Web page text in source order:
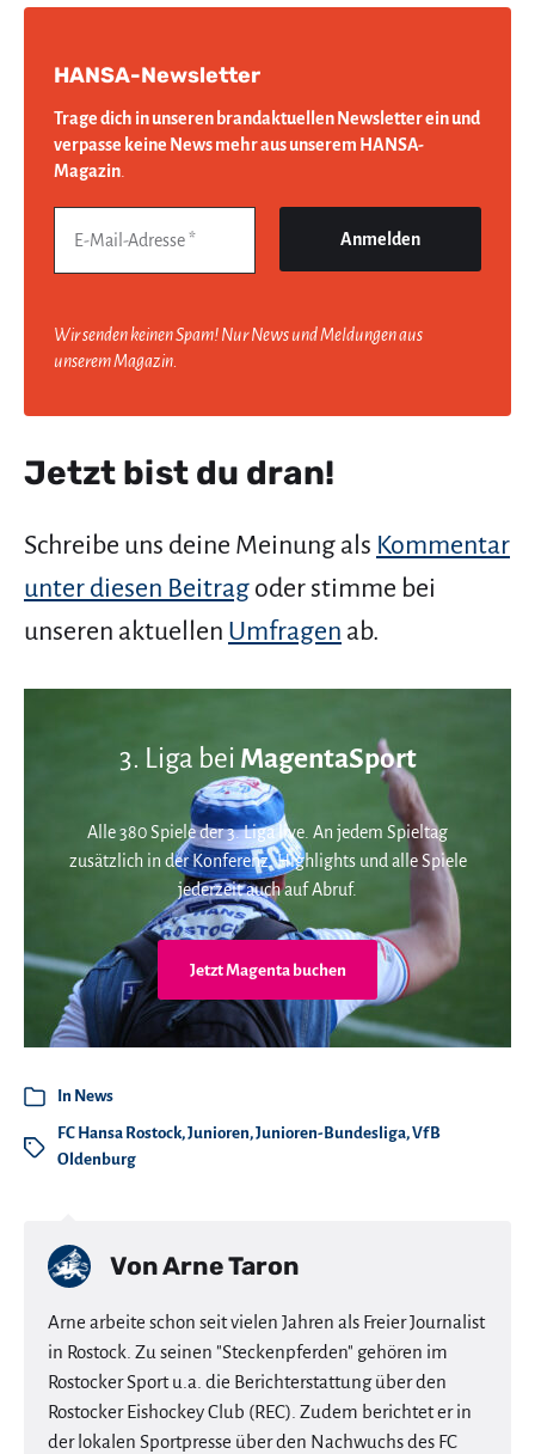
HANSA-Newsletter
Trage dich in unseren brandaktuellen Newsletter ein und
verpasse keine News mehr aus unserem HANSA-
Magazin.
Wir senden keinen Spam! Nur News und Meldungen aus
unserem Magazin.
Jetzt bist du dran!
Schreibe uns deine Meinung als Kommentar
unter diesen Beitrag oder stimme bei
unseren aktuellen Umfragen ab.
3. Liga bei MagentaSport
Alle 380 Spiele der 3. Liga live. An jedem Spieltag
zusätzlich in der Konferenz. Highlights und alle Spiele
jederzeit auch auf Abruf.
Jetzt Magenta buchen
In News
FC Hansa Rostock,Junioren,Junioren-Bundesliga,VfB
Oldenburg
VonArne Taron
Arne arbeite schon seit vielen Jahren als Freier Journalist
in Rostock. Zu seinen "Steckenpferden" gehören im
Rostocker Sport u.a. die Berichterstattung über den
Rostocker Eishockey Club (REC). Zudem berichtet er in
der lokalen Sportpresse über den Nachwuchs des FC